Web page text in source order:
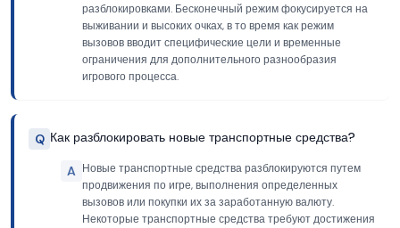
разблокировками. Бесконечный режим фокусируется на
выживании и высоких очках, в то время как режим
вызовов вводит специфические цели и временные
ограничения для дополнительного разнообразия
игрового процесса.
Q Как разблокировать новые транспортные средства?
A Новые транспортные средства разблокируются путем
продвижения по игре, выполнения определенных
вызовов или покупки их за заработанную валюту.
Некоторые транспортные средства требуют достижения